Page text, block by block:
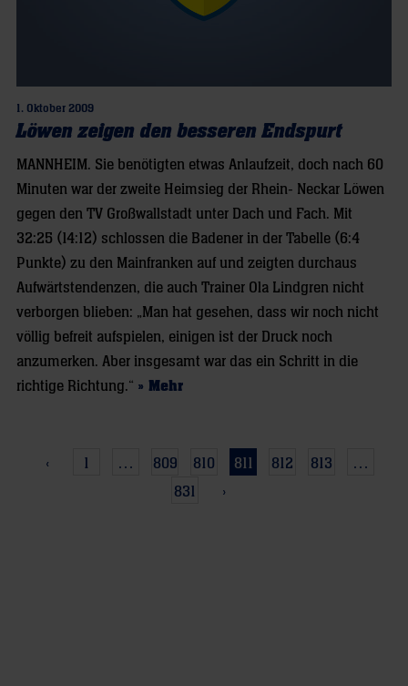
1. Oktober 2009
Löwen zeigen den besseren Endspurt
MANNHEIM. Sie benötigten etwas Anlaufzeit, doch nach 60
Minuten war der zweite Heimsieg der Rhein- Neckar Löwen
gegen den TV Großwallstadt unter Dach und Fach. Mit
32:25 (14:12) schlossen die Badener in der Tabelle (6:4
Punkte) zu den Mainfranken auf und zeigten durchaus
Aufwärtstendenzen, die auch Trainer Ola Lindgren nicht
verborgen blieben: „Man hat gesehen, dass wir noch nicht
völlig befreit aufspielen, einigen ist der Druck noch
anzumerken. Aber insgesamt war das ein Schritt in die
richtige Richtung.“ » Mehr
‹ 1 … 809 810 811 812 813
…
831
›